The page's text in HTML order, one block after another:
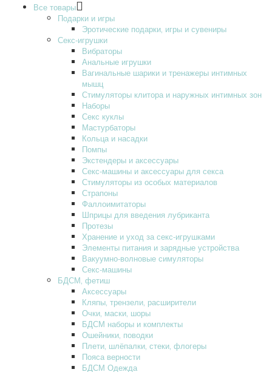
Все товары
Подарки и игры
Эротические подарки‚ игры и сувениры
Секс-игрушки
Вибраторы
Анальные игрушки
Вагинальные шарики и тренажеры интимных
мышц
Стимуляторы клитора и наружных интимных зон
Наборы
Секс куклы
Мастурбаторы
Кольца и насадки
Помпы
Экстендеры и аксессуары
Секс-машины и аксессуары для секса
Стимуляторы из особых материалов
Страпоны
Фаллоимитаторы
Шприцы для введения лубриканта
Протезы
Хранение и уход за секс-игрушками
Элементы питания и зарядные устройства
Вакуумно-волновые симуляторы
Секс-машины
БДСМ‚ фетиш
Аксессуары
Кляпы‚ трензели‚ расширители
Очки‚ маски‚ шоры
БДСМ наборы и комплекты
Ошейники‚ поводки
Плети‚ шлёпалки‚ стеки‚ флогеры
Пояса верности
БДСМ Одежда